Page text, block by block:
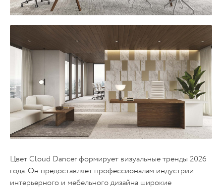
Цвет Cloud Dancer формирует визуальные тренды 2026
года. Он предоставляет профессионалам индустрии
интерьерного и мебельного дизайна широкие